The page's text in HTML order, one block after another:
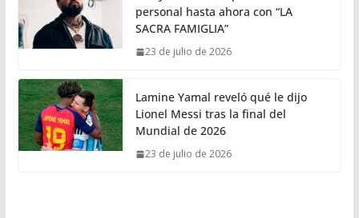
personal hasta ahora con “LA
SACRA FAMIGLIA”
23 de julio de 2026
Lamine Yamal reveló qué le dijo
Lionel Messi tras la final del
Mundial de 2026
23 de julio de 2026